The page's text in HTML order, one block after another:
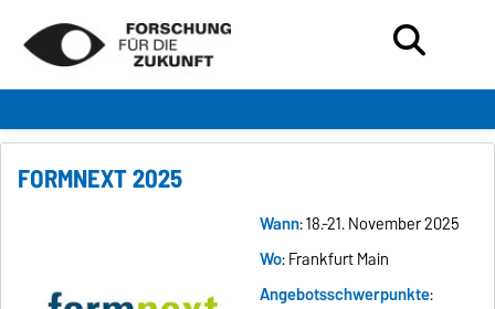
FORMNEXT 2025
Wann: 18.-21. November 2025
Wo: Frankfurt Main
Angebotsschwerpunkte: